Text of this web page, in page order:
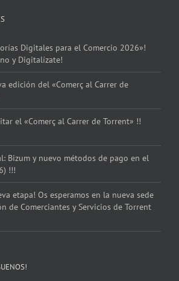
Digitales para el Comercio 2026»!
y Digitalízate!
edición del «Comerç al Carrer de
el «Comerç al Carrer de Torrent» !!
Bizum y nuevo métodos de pago en el
!!!
etapa! Os esperamos en la nueva sede
de Comerciantes y Servicios de Torrent